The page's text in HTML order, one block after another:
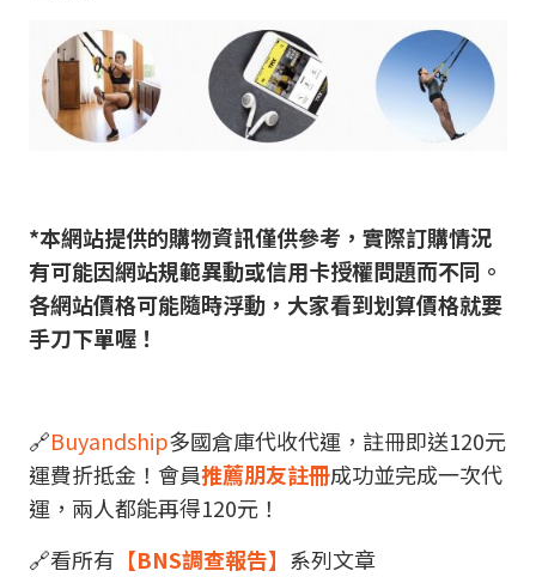
*本網站提供的購物資訊僅供參考，實際訂購情況
有可能因網站規範異動或信用卡授權問題而不同。
各網站價格可能隨時浮動，大家看到划算價格就要
手刀下單喔！
🔗Buyandship多國倉庫代收代運，註冊即送120元
運費折抵金！會員推薦朋友註冊成功並完成一次代
運，兩人都能再得120元！
🔗看所有 【BNS調查報告】 系列文章